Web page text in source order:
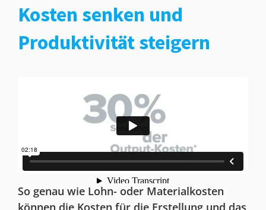
Kosten senken und
Produktivität steigern
So genau wie Lohn- oder Materialkosten
können die Kosten für die Erstellung und das